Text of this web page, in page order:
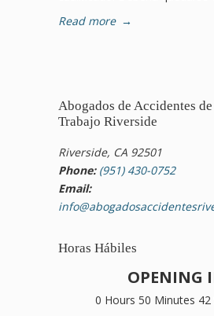
Read more →
Abogados de Accidentes
Trabajo Riverside
Riverside, CA 92501
Phone: (951) 430-0752
Email:
Horas Hábiles
OPENING
0 Hours 50 Minutes 42